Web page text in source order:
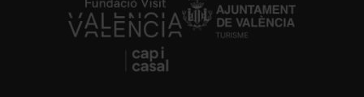
https://fundacion.visitvalencia.com/